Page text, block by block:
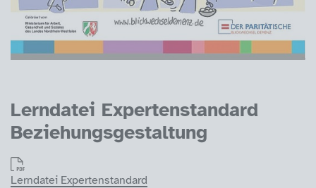
Lerndatei Expertenstandard
Beziehungsgestaltung
Lerndatei Expertenstandard